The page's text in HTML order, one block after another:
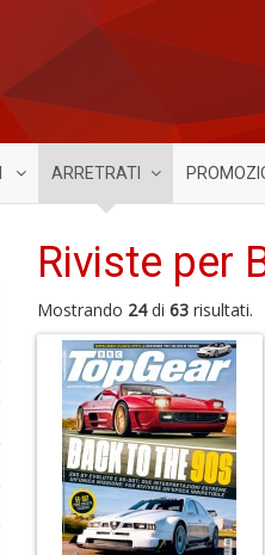
ARRETRATI
Riviste per
Mostrando 24di 63risultati.